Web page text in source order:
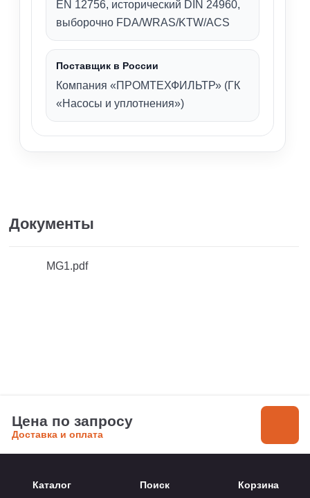
Цена по запросу
Доставка и оплата
EN 12756, исторический DIN 24960,
выборочно FDA/WRAS/KTW/ACS
Поставщик в России
Компания «ПРОМТЕХФИЛЬТР» (ГК
«Насосы и уплотнения»)
Документы
MG1.pdf
Каталог Поиск Корзина